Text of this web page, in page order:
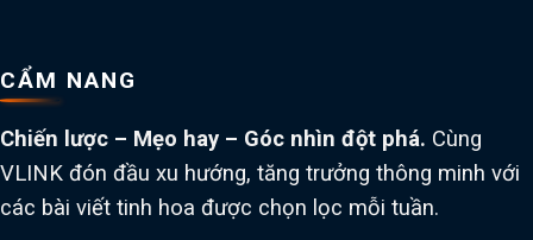
CẨM NANG
Chiến lược – Mẹo hay – Góc nhìn đột phá. Cùng
VLINK đón đầu xu hướng, tăng trưởng thông minh với
các bài viết tinh hoa được chọn lọc mỗi tuần.